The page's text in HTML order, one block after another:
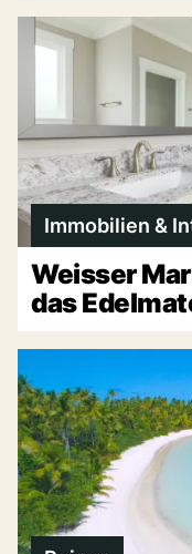
Immobilien &
Weisser
das